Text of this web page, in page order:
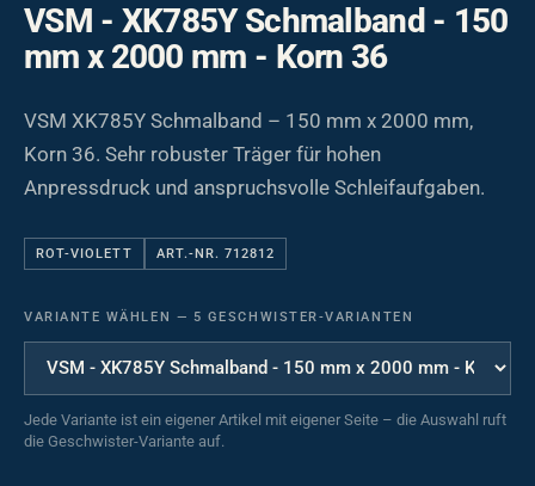
VSM - XK785Y Schmalband - 150
mm x 2000 mm - Korn 36
VSM XK785Y Schmalband – 150 mm x 2000 mm,
Korn 36. Sehr robuster Träger für hohen
Anpressdruck und anspruchsvolle Schleifaufgaben.
ROT-VIOLETT ART.-NR. 712812
VARIANTE WÄHLEN — 5 GESCHWISTER-VARIANTEN
Jede Variante ist ein eigener Artikel mit eigener Seite – die Auswahl ruft
die Geschwister-Variante auf.